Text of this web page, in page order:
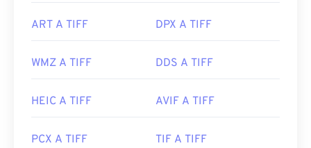
GNU Image Manipulation Program ( GIMP
i file TIFF.
Data di uscita iniziale:
1986
ART A TIFF DPX A TIFF
WMZ A TIFF DDS A TIFF
HEIC A TIFF AVIF A TIFF
PCX A TIFF TIF A TIFF